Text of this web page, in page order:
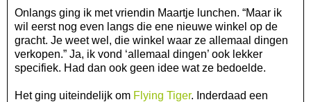
Onlangs ging ik met vriendin Maartje lunchen. “Maar ik
wil eerst nog even langs die ene nieuwe winkel op de
gracht. Je weet wel, die winkel waar ze allemaal dingen
verkopen.” Ja, ik vond ‘allemaal dingen’ ook lekker
specifiek. Had dan ook geen idee wat ze bedoelde.
Het ging uiteindelijk om Flying Tiger. Inderdaad een